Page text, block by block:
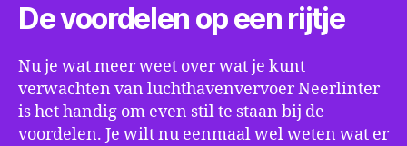
De voordelen op een rijtje
Nu je wat meer weet over wat je kunt
verwachten van luchthavenvervoer Neerlinter
is het handig om even stil te staan bij de
voordelen. Je wilt nu eenmaal wel weten wat er